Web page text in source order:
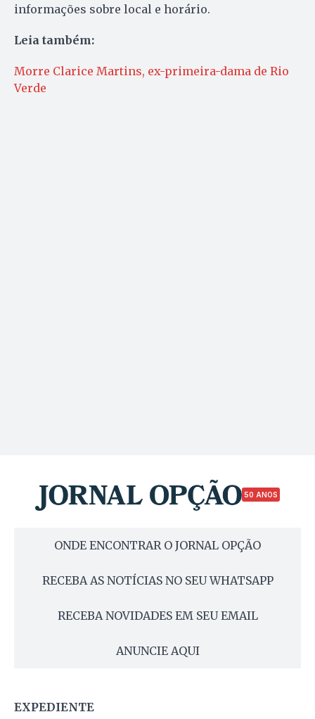
informações sobre local e horário.
Leia também:
Morre Clarice Martins, ex-primeira-dama de Rio
Verde
50 ANOS
ONDE ENCONTRAR O JORNAL OPÇÃO
RECEBA AS NOTÍCIAS NO SEU WHATSAPP
RECEBA NOVIDADES EM SEU EMAIL
ANUNCIE AQUI
EXPEDIENTE